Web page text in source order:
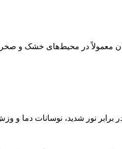
معمولاً در محیط‌های خشک و
نور شدید، نوسانات دما و وزش